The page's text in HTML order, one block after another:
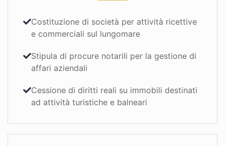
Costituzione di società per attività ricettive
e commerciali sul lungomare
Stipula di procure notarili per la gestione di
affari aziendali
Cessione di diritti reali su immobili destinati
ad attività turistiche e balneari